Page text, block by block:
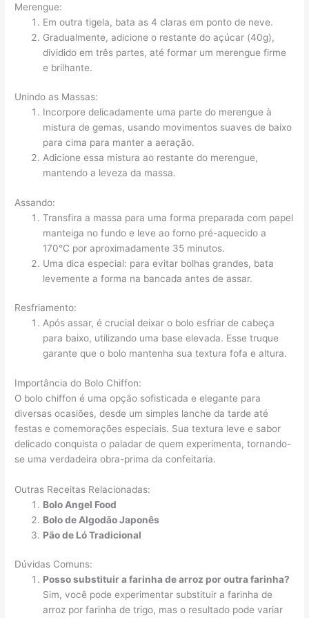
Merengue:
Em outra tigela, bata as 4 claras em ponto de neve.
Gradualmente, adicione o restante do açúcar (40g),
dividido em três partes, até formar um merengue firme
e brilhante.
Unindo as Massas:
Incorpore delicadamente uma parte do merengue à
mistura de gemas, usando movimentos suaves de baixo
para cima para manter a aeração.
Adicione essa mistura ao restante do merengue,
mantendo a leveza da massa.
Assando:
Transfira a massa para uma forma preparada com papel
manteiga no fundo e leve ao forno pré-aquecido a
170°C por aproximadamente 35 minutos.
Uma dica especial: para evitar bolhas grandes, bata
levemente a forma na bancada antes de assar.
Resfriamento:
Após assar, é crucial deixar o bolo esfriar de cabeça
para baixo, utilizando uma base elevada. Esse truque
garante que o bolo mantenha sua textura fofa e altura.
Importância do Bolo Chiffon:
O bolo chiffon é uma opção sofisticada e elegante para
diversas ocasiões, desde um simples lanche da tarde até
festas e comemorações especiais. Sua textura leve e sabor
delicado conquista o paladar de quem experimenta, tornando-
se uma verdadeira obra-prima da confeitaria.
Outras Receitas Relacionadas:
Bolo Angel Food
Bolo de Algodão Japonês
Pão de Ló Tradicional
Dúvidas Comuns:
Posso substituir a farinha de arroz por outra farinha?
Sim, você pode experimentar substituir a farinha de
arroz por farinha de trigo, mas o resultado pode variar